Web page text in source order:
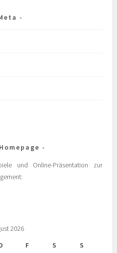
und Online-Präsentation zur
2026
F S S